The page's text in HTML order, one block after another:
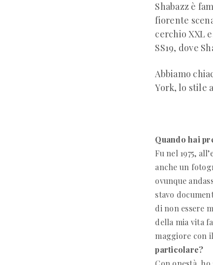
Shabazz è
fiorente
cerchio XXL
SS19, dove
Abbiamo
York, lo stile
Quando hai
Fu nel 1975,
anche un
ovunque
stavo
di non essere
della mia vita
maggiore con
particolare?